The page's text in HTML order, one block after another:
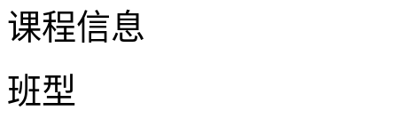
课程信息
班型